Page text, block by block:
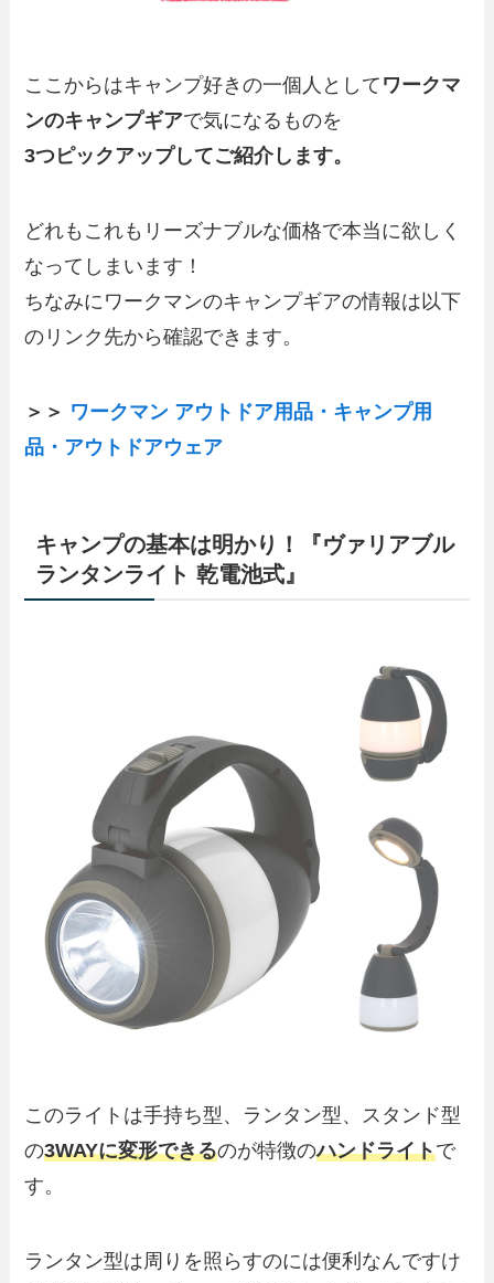
ここからはキャンプ好きの一個人として ワークマ
ンのキャンプギアで気になるものを
3つピックアップしてご紹介します。
どれもこれもリーズナブルな価格で本当に欲しく
なってしまいます！
ちなみにワークマンのキャンプギアの情報は以下
のリンク先から確認できます。
＞＞ ワークマン アウトドア用品・キャンプ用
品・アウトドアウェア
キャンプの基本は明かり！『ヴァリアブル
ランタンライト 乾電池式』
このライトは手持ち型、ランタン型、スタンド型
の3WAYに変形できるのが特徴のハンドライトで
す。
ランタン型は周りを照らすのには便利なんですけ